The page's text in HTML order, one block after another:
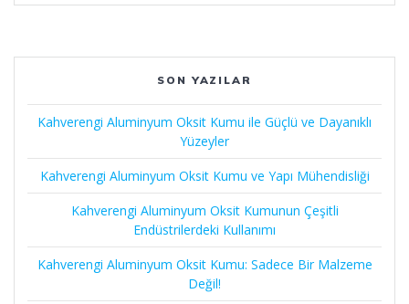
SON YAZILAR
Kahverengi Aluminyum Oksit Kumu ile Güçlü ve Dayanıklı
Yüzeyler
Kahverengi Aluminyum Oksit Kumu ve Yapı Mühendisliği
Kahverengi Aluminyum Oksit Kumunun Çeşitli
Endüstrilerdeki Kullanımı
Kahverengi Aluminyum Oksit Kumu: Sadece Bir Malzeme
Değil!